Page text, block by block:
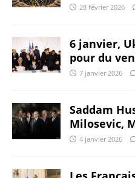
28 février 2026
6 janvier,
pour du
7 janvier 2026
Saddam
Milosevic,
4 janvier 2026